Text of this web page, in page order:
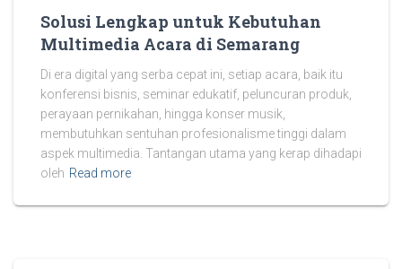
Solusi Lengkap untuk Kebutuhan
Multimedia Acara di Semarang
Di era digital yang serba cepat ini, setiap acara, baik itu
konferensi bisnis, seminar edukatif, peluncuran produk,
perayaan pernikahan, hingga konser musik,
membutuhkan sentuhan profesionalisme tinggi dalam
aspek multimedia. Tantangan utama yang kerap dihadapi
oleh Read more